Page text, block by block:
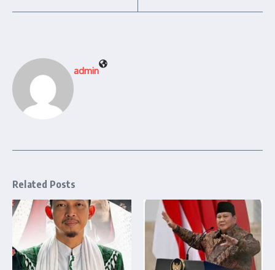
admin
Related Posts